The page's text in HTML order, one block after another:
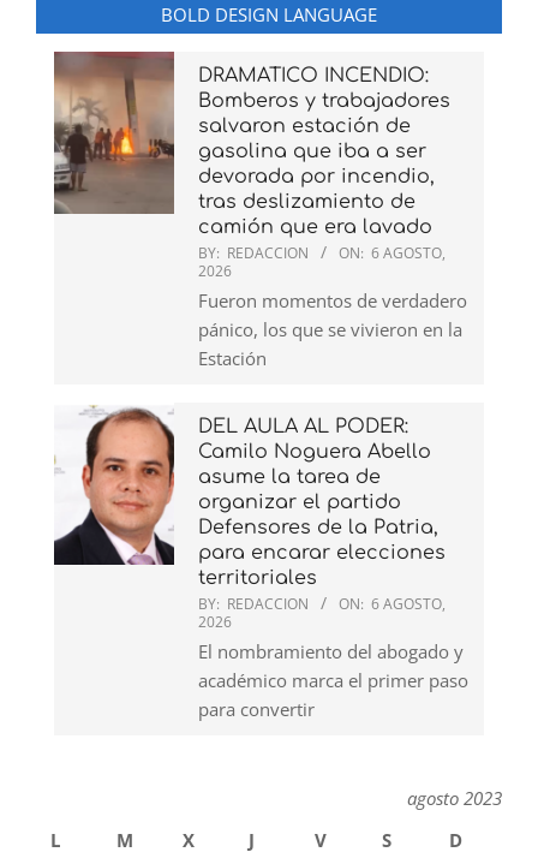
BOLD DESIGN LANGUAGE
DRAMATICO INCENDIO:
Bomberos y trabajadores
salvaron estación de
gasolina que iba a ser
devorada por incendio,
tras deslizamiento de
camión que era lavado
BY: REDACCION ON: 6 AGOSTO,
2026
Fueron momentos de verdadero
pánico, los que se vivieron en la
Estación
DEL AULA AL PODER:
Camilo Noguera Abello
asume la tarea de
organizar el partido
Defensores de la Patria,
para encarar elecciones
territoriales
BY: REDACCION ON: 6 AGOSTO,
2026
El nombramiento del abogado y
académico marca el primer paso
para convertir
agosto 2023
L
M X J V S
D